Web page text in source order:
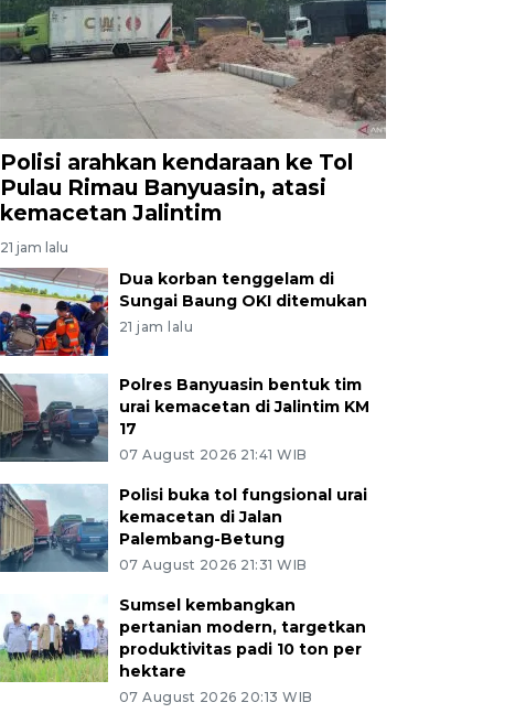
Polisi arahkan kendaraan ke Tol
Pulau Rimau Banyuasin, atasi
kemacetan Jalintim
21 jam lalu
Dua korban tenggelam di
Sungai Baung OKI ditemukan
21 jam lalu
Polres Banyuasin bentuk tim
urai kemacetan di Jalintim KM
17
07 August 2026 21:41 WIB
Polisi buka tol fungsional urai
kemacetan di Jalan
Palembang-Betung
07 August 2026 21:31 WIB
Sumsel kembangkan
pertanian modern, targetkan
produktivitas padi 10 ton per
hektare
07 August 2026 20:13 WIB